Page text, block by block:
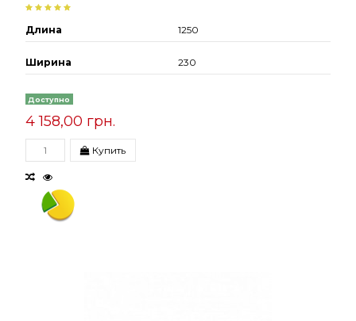
Длина 1250
Ширина 230
Доступно
4 158,00 грн.
Купить